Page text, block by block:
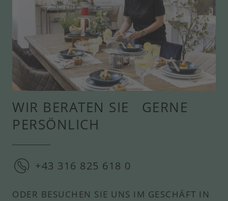
WIR BERATEN SIE GERNE
PERSÖNLICH
+43 316 825 618 0
ODER BESUCHEN SIE UNS IM GESCHÄFT IN